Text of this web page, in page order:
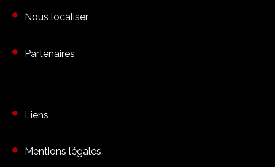
Nous localiser
Partenaires
Liens
Mentions légales